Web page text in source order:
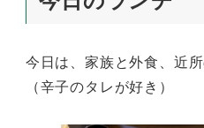
今日は、家族と外食、近
（辛子のタレが好き）